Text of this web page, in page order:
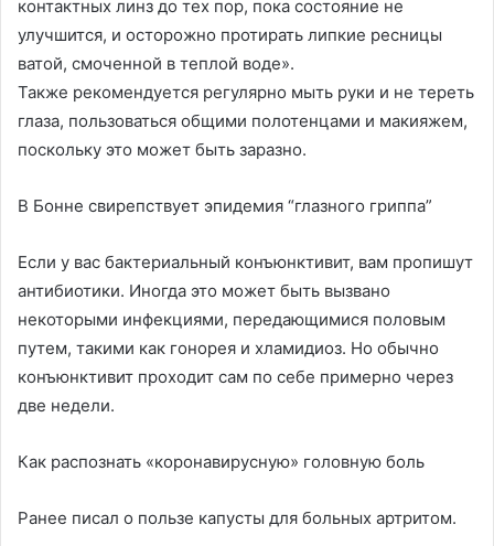
контактных линз до тех пор, пока состояние не
улучшится, и осторожно протирать липкие ресницы
ватой, смоченной в теплой воде».
Также рекомендуется регулярно мыть руки и не тереть
глаза, пользоваться общими полотенцами и макияжем,
поскольку это может быть заразно.
В Бонне свирепствует эпидемия “глазного гриппа”
Если у вас бактериальный конъюнктивит, вам пропишут
антибиотики. Иногда это может быть вызвано
некоторыми инфекциями, передающимися половым
путем, такими как гонорея и хламидиоз. Но обычно
конъюнктивит проходит сам по себе примерно через
две недели.
Как распознать «коронавирусную» головную боль
Ранее писал о пользе капусты для больных артритом.